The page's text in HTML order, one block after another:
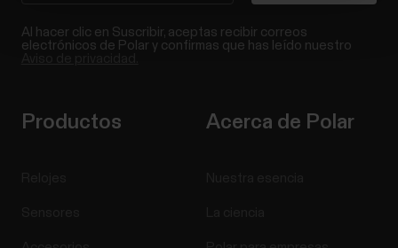
Al hacer clic en Suscribir, aceptas recibir correos
electrónicos de Polar y confirmas que has leído nuestro
Productos Acerca de Polar